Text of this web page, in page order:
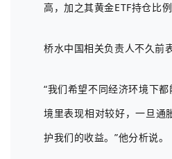
高，加之其黄金ETF持仓比
桥水中国相关负责人不久前
“我们希望不同经济环境下
境里表现相对较好，一旦通
护我们的收益。”他分析说。